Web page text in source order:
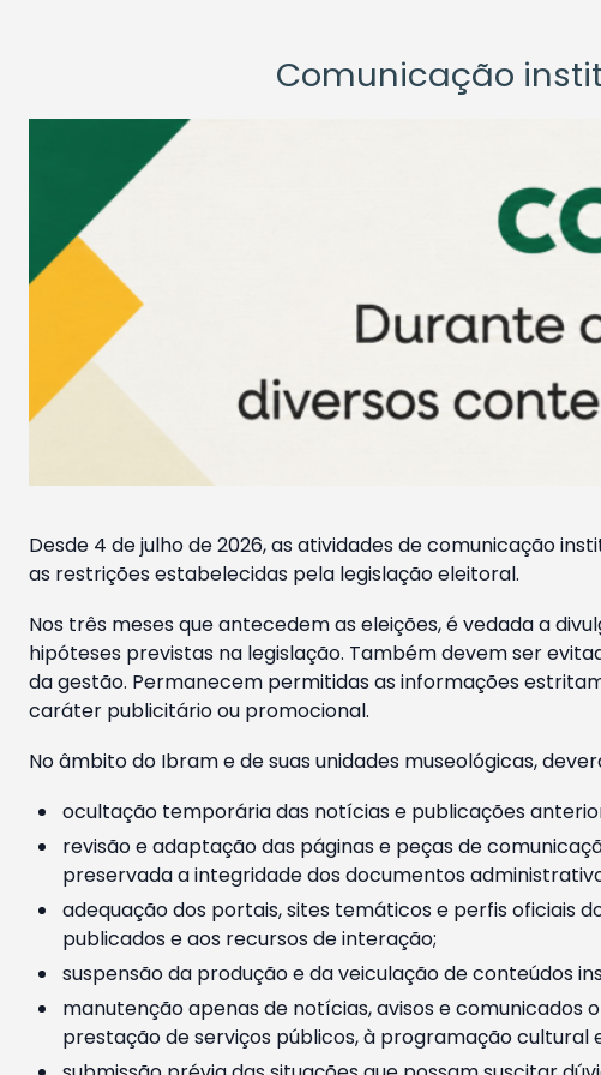
Comunicação
Desde 4 de julho de 2026, as atividades de comunicação
as restrições estabelecidas pela legislação eleitoral.
Nos três meses que antecedem as eleições, é vedada a
hipóteses previstas na legislação. Também devem ser
da gestão. Permanecem permitidas as informações
caráter publicitário ou promocional.
No âmbito do Ibram e de suas unidades museológicas,
ocultação temporária das notícias e publicações
revisão e adaptação das páginas e peças de
preservada a integridade dos documentos
adequação dos portais, sites temáticos e perfis oficiais
publicados e aos recursos de interação;
suspensão da produção e da veiculação de conteúdos
manutenção apenas de notícias, avisos e
prestação de serviços públicos, à programação cultural